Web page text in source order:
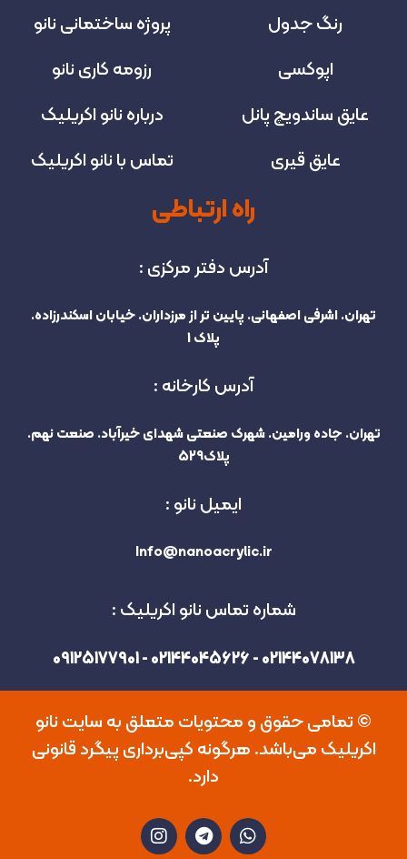
رنگ جدول
اپوکسی
عایق ساندویچ پانل
عایق قیری
پروژه‌ ساختمانی نانو
رزومه کاری نانو
درباره نانو اکریلیک
تماس با نانو اکریلیک
راه ارتباطی
آدرس دفتر مرکزی :
تهران. اشرفی اصفهانی. پایین تر از مرزداران. خیابان اسکندرزاده.
پلاک 1
آدرس کارخانه :
تهران. جاده ورامین. شهرک صنعتی شهدای خیرآباد. صنعت نهم.
پلاک529
ایمیل نانو :
Info@nanoacrylic.ir
شماره تماس نانو اکریلیک :
02144078138 - 02144045626 - 09125177901
©️ تمامی حقوق و محتویات متعلق به سایت نانو
اکریلیک می‌باشد. هرگونه کپی‌برداری پیگرد قانونی
دارد.
W
h
T
e
I
n